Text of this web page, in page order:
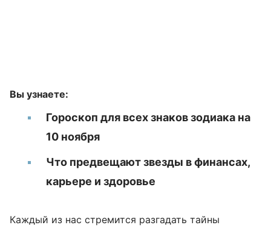
Вы узнаете:
Гороскоп для всех знаков зодиака на
10 ноября
Что предвещают звезды в финансах,
карьере и здоровье
Каждый из нас стремится разгадать тайны